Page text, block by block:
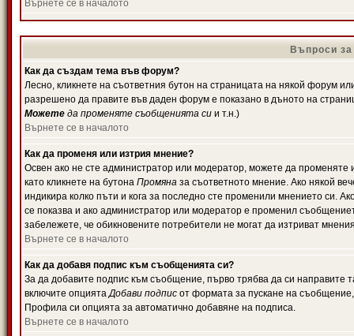
Върнете се в началото
Въпроси
Как да създам тема във форум?
Лесно, кликнете на съответния бутон на страницата на някой форум
разрешено да правите във даден форум е показано в дъното на
Можете да променяте съобщенията си и т.н.)
Върнете се в началото
Как да променя или изтрия мнение?
Освен ако не сте администратор или модератор, можете да
като кликнете на бутона Промяна за съответното мнение. Ако някой
индикира колко пъти и кога за последно сте променили мнението си.
се показва и ако администратор или модератор е променил
забележете, че обикновените потребители не могат да изтриват
Върнете се в началото
Как да добавя подпис към съобщенията си?
За да добавите подпис към съобщение, първо трябва да си
включите опциятаДобави подпис от формата за пускане на
Профила си опцията за автоматично добавяне на подписа.
Върнете се в началото